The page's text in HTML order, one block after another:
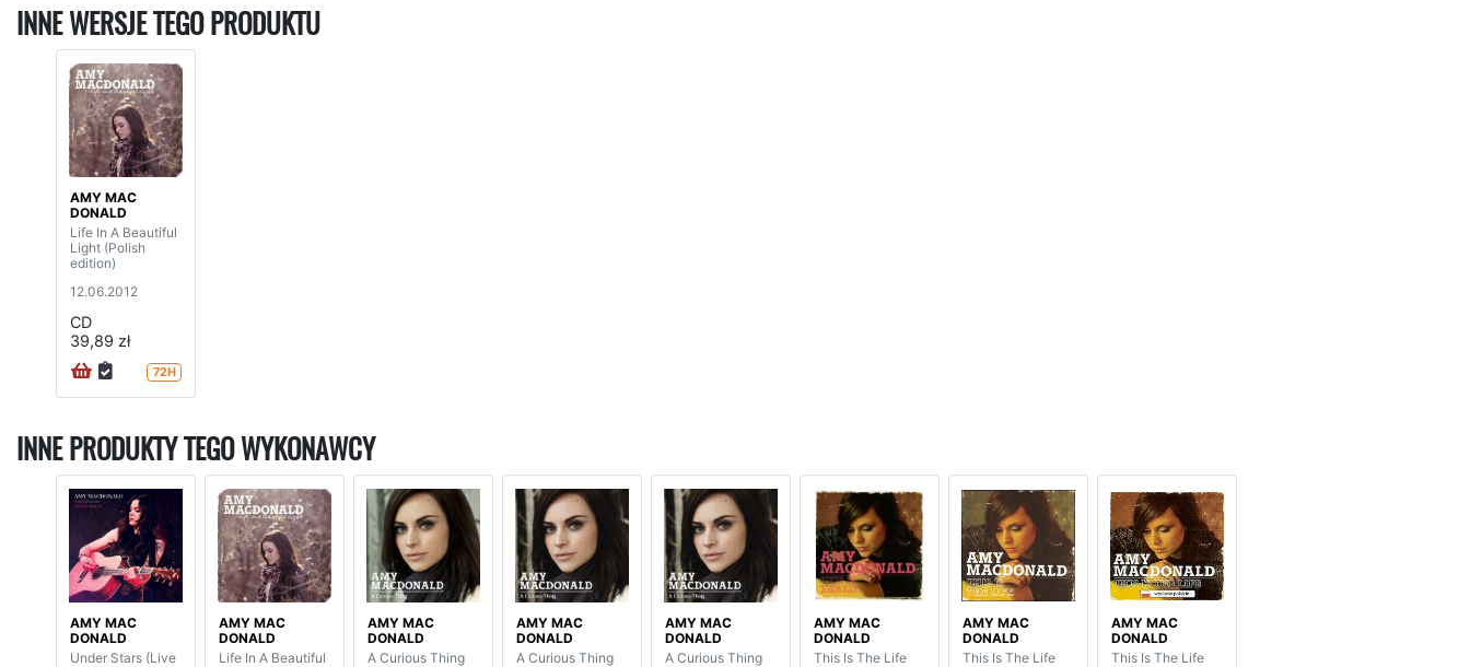
INNE WERSJE TEGO PRODUKTU
AMY MAC
DONALD
Life In A Beautiful
Light (Polish
edition)
12.06.2012
CD
39,89 zł
72H
INNE PRODUKTY TEGO WYKONAWCY
AMY MAC
DONALD
Under Stars (Live
AMY MAC
DONALD
Life In A Beautiful
AMY MAC
DONALD
A Curious Thing
AMY MAC
DONALD
A Curious Thing
AMY MAC
DONALD
A Curious Thing
AMY MAC
DONALD
This Is The Life
AMY MAC
DONALD
This Is The Life
AMY MAC
DONALD
This Is The Life